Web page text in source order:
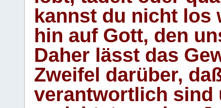
kannst du nicht los
hin auf Gott, den
Daher lässt das
Zweifel darüber,
verantwortlich sind